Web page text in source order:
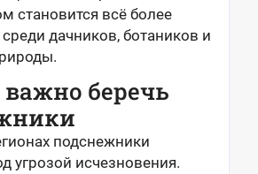
становится всё более
дачников, ботаников и
беречь
подснежники
угрозой исчезновения.